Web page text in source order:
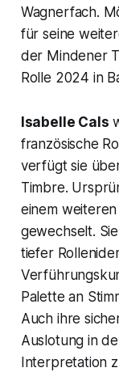
Wagnerfach.
für seine
der Mindener
Rolle 2024 in
Isabelle Cals
französische
verfügt sie
Timbre.
einem
gewechselt.
tiefer
Palette an
Auch ihre
Auslotung in
Interpretation